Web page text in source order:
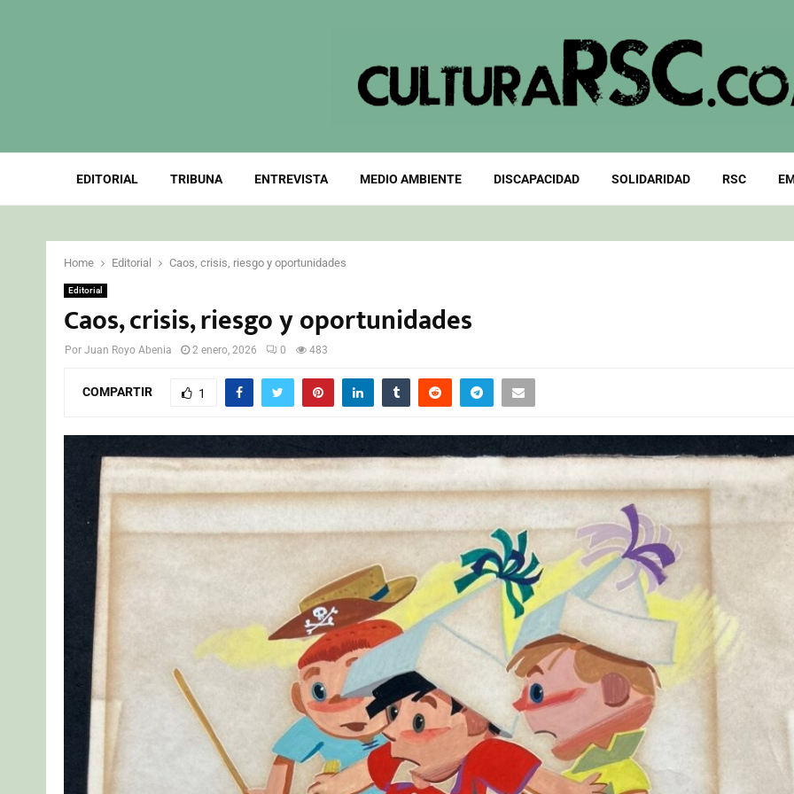
EDITORIAL TRIBUNA ENTREVISTA MEDIO AMBIENTE DISCAPACIDAD SOLIDARIDAD RSC
Home Editorial Caos, crisis, riesgo y oportunidades
Editorial
Caos, crisis, riesgo y oportunidades
Por Juan Royo Abenia 2 enero, 2026 0 483
COMPARTIR 1